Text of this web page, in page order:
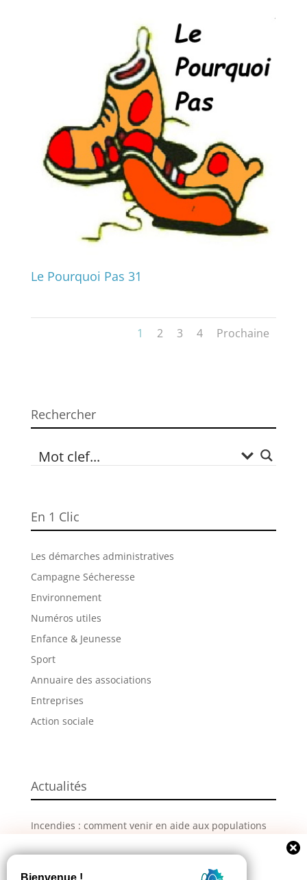
Le Pourquoi Pas 31
1 2 3 4 Prochaine
Rechercher
En 1 Clic
Les démarches administratives
Campagne Sécheresse
Environnement
Numéros utiles
Enfance & Jeunesse
Sport
Annuaire des associations
Entreprises
Action sociale
Actualités
Incendies : comment venir en aide aux populations
La Grande Fête de L’Union revient les 28, 29 et 30
août !